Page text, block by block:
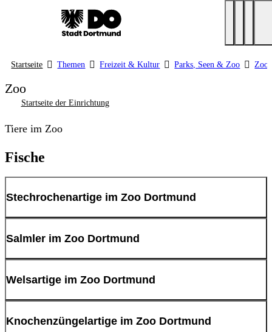
Startseite Themen Freizeit & Kultur Parks, Seen & Zoo Zoo
Zoo
Startseite der Einrichtung
Tiere im Zoo
Fische
Stechrochenartige im Zoo Dortmund
Pfauenaugen-Stechrochen
Salmler im Zoo Dortmund
Hujeta-Hechtslamler
Roter Piranha
Welsartige im Zoo Dortmund
Antennenwels
Knochenzüngelartige im Zoo Dortmund